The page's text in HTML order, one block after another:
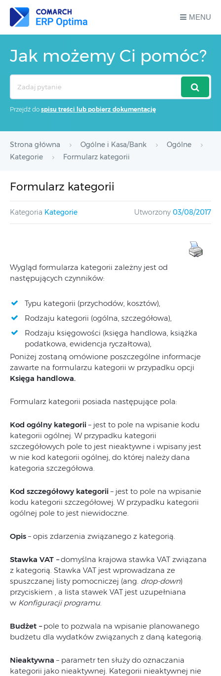
MENU
Jak możemy Ci pomóc?
Przejdź do spisu treści lub pobierz dokumentację
Strona główna Ogólne i Kasa/Bank
Ogólne
Kategorie
Formularz kategorii
Formularz kategorii
Kategoria Kategorie Utworzony 03/08/2017
Wygląd formularza kategorii zależny jest od
następujących czynników:
Typu kategorii (przychodów, kosztów),
Rodzaju kategorii (ogólna, szczegółowa),
Rodzaju księgowości (księga handlowa, książka
podatkowa, ewidencja ryczałtowa),
Poniżej zostaną omówione poszczególne informacje
zawarte na formularzu kategorii w przypadku opcji
Księga handlowa.
Formularz kategorii posiada następujące pola:
Kod ogólny kategorii – jest to pole na wpisanie kodu
kategorii ogólnej. W przypadku kategorii
szczegółowych pole to jest nieaktywne i wpisany jest
w nie kod kategorii ogólnej, do której należy dana
kategoria szczegółowa.
Kod szczegółowy kategorii – jest to pole na wpisanie
kodu kategorii szczegółowej. W przypadku kategorii
ogólnej pole to jest niewidoczne.
Opis – opis zdarzenia związanego z kategorią.
Stawka VAT –domyślna krajowa stawka VAT związana
z kategorią. Stawka VAT jest wprowadzana ze
spuszczanej listy pomocniczej (ang. drop-down)
przyciskiem , a lista stawek VAT jest uzupełniana
w Konfiguracji programu.
Budżet –pole to pozwala na wpisanie planowanego
budżetu dla wydatków związanych z daną kategorią.
Nieaktywna – parametr ten służy do oznaczania
kategorii jako nieaktywnej. Kategorii nieaktywnej nie